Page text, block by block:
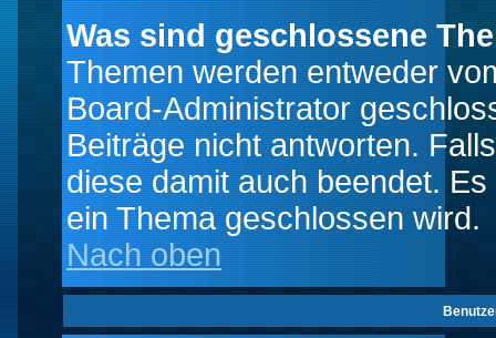
Was sind geschlossene
Themen werden entweder
Board-Administrator
Beiträge nicht antworten.
diese damit auch beendet.
ein Thema geschlossen wird.
Nach oben